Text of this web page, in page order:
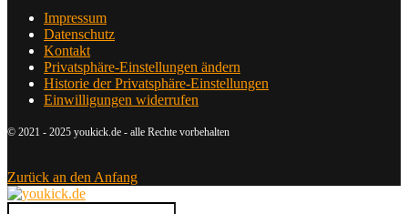
Impressum
Datenschutz
Kontakt
Privatsphäre-Einstellungen ändern
Historie der Privatsphäre-Einstellungen
Einwilligungen widerrufen
© 2021 - 2025 youkick.de - alle Rechte vorbehalten
Zurück an den Anfang